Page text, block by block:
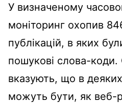
У визначеному
моніторинг охопив
публікацій, в яких
пошукові слова-коди.
вказують, що в
можуть бути, як веб-